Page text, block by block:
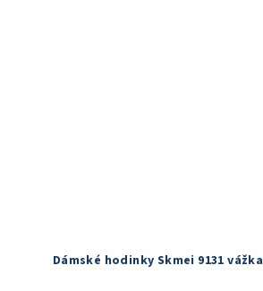
Dámské hodinky Skmei 9131 vážka